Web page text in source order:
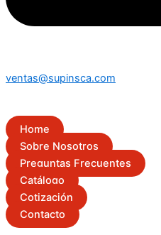
ventas@supinsca.com
Home
Sobre Nosotros
Preguntas Frecuentes
Catálogo
Cotización
Contacto